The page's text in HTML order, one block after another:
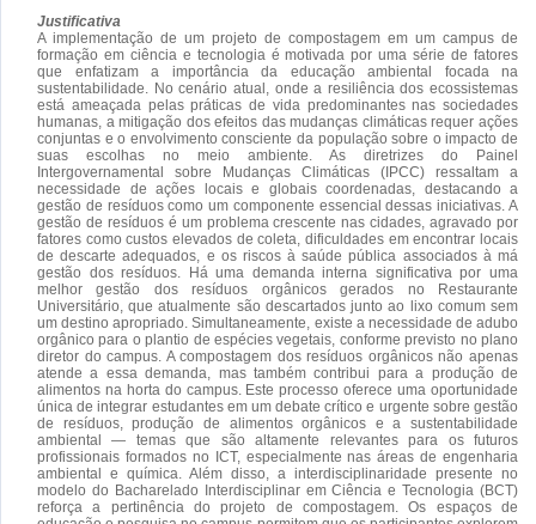
Justificativa
A implementação de um projeto de compostagem em um campus de
formação em ciência e tecnologia é motivada por uma série de fatores
que enfatizam a importância da educação ambiental focada na
sustentabilidade. No cenário atual, onde a resiliência dos ecossistemas
está ameaçada pelas práticas de vida predominantes nas sociedades
humanas, a mitigação dos efeitos das mudanças climáticas requer ações
conjuntas e o envolvimento consciente da população sobre o impacto de
suas escolhas no meio ambiente. As diretrizes do Painel
Intergovernamental sobre Mudanças Climáticas (IPCC) ressaltam a
necessidade de ações locais e globais coordenadas, destacando a
gestão de resíduos como um componente essencial dessas iniciativas. A
gestão de resíduos é um problema crescente nas cidades, agravado por
fatores como custos elevados de coleta, dificuldades em encontrar locais
de descarte adequados, e os riscos à saúde pública associados à má
gestão dos resíduos. Há uma demanda interna significativa por uma
melhor gestão dos resíduos orgânicos gerados no Restaurante
Universitário, que atualmente são descartados junto ao lixo comum sem
um destino apropriado. Simultaneamente, existe a necessidade de adubo
orgânico para o plantio de espécies vegetais, conforme previsto no plano
diretor do campus. A compostagem dos resíduos orgânicos não apenas
atende a essa demanda, mas também contribui para a produção de
alimentos na horta do campus. Este processo oferece uma oportunidade
única de integrar estudantes em um debate crítico e urgente sobre gestão
de resíduos, produção de alimentos orgânicos e a sustentabilidade
ambiental — temas que são altamente relevantes para os futuros
profissionais formados no ICT, especialmente nas áreas de engenharia
ambiental e química. Além disso, a interdisciplinaridade presente no
modelo do Bacharelado Interdisciplinar em Ciência e Tecnologia (BCT)
reforça a pertinência do projeto de compostagem. Os espaços de